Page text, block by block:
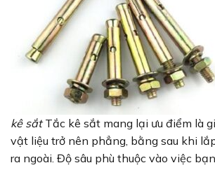
kê sắtTắc kê sắt mang lại ưu điểm là
vật liệu trở nên phẳng, bằng sau khi
ra ngoài. Độ sâu phù thuộc vào việc